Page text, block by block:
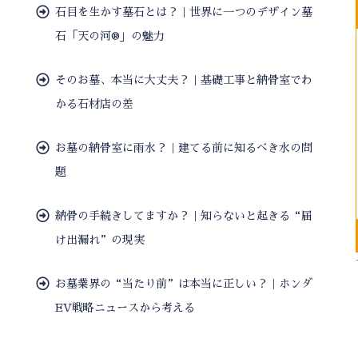
石目を生かす墓石とは？｜世界に一つのデザイン墓
石「天の河®」の魅力
そのお墓、本当に大丈夫？｜基礎工事と納骨室でわ
かる石材店の差
お墓の納骨室に雨水？｜建てる前に知るべき水の問
題
納骨の手続きしてますか？｜知らないと起きる“届
け出漏れ”の現実
お墓業界の“当たり前”は本当に正しい？｜ホンダ
EV戦略ニュースから考える